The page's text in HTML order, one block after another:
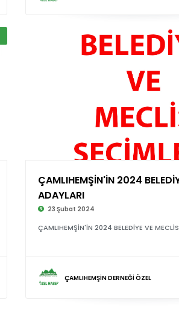
ÇAMLIHEMŞİN'İN 2024
ADAYLARI
23 Şubat 2024
ÇAMLIHEMŞİN'İN 2024 BELEDİYE VE
ÇAMLIHEMŞİN DERNEĞİ ÖZEL